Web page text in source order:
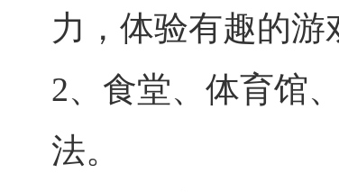
力，体验有趣的游
2、食堂、体育馆
法。